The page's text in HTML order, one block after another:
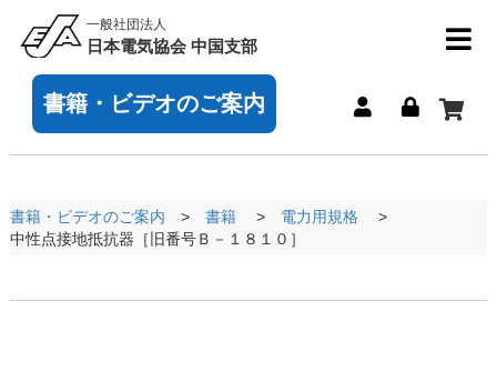
一般社団法人
日本電気協会 中国支部
書籍・ビデオのご案内
書籍・ビデオのご案内 書籍
電力用規格
中性点接地抵抗器［旧番号Ｂ－１８１０］